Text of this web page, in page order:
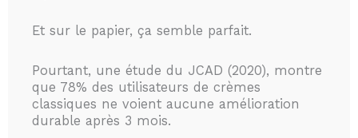
Et sur le papier, ça semble parfait.
Pourtant, une étude du JCAD (2020), montre
que 78% des utilisateurs de crèmes
classiques ne voient aucune amélioration
durable après 3 mois.